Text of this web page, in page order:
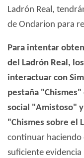
Ladrón Real,
de Ondarion para
Para intentar
del Ladrón Real,
interactuar con
pestaña
social "Amistoso"
"Chismes sobre el
continuar haciendo
suficiente